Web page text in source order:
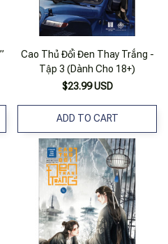
Cao Thủ Đổi Đen Thay Trắng -
Tập 3 (Dành Cho 18+)
$23.99 USD
ADD TO CART